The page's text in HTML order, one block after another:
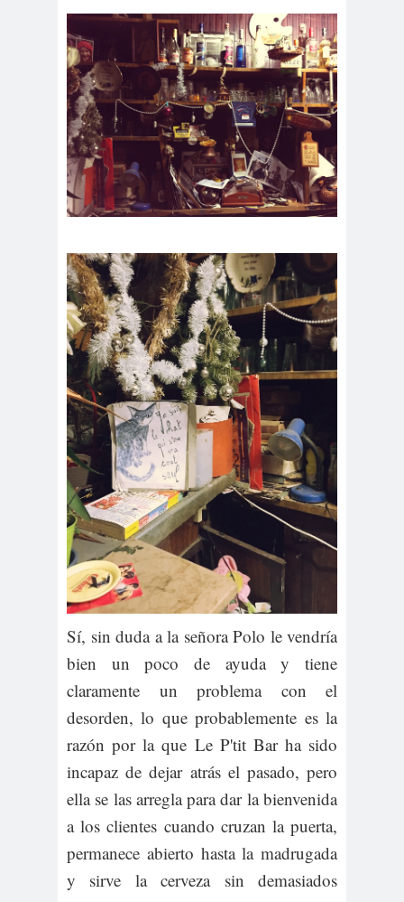
Sí, sin duda a la señora Polo le vendría
bien un poco de ayuda y tiene
claramente un problema con el
desorden, lo que probablemente es la
razón por la que Le P'tit Bar ha sido
incapaz de dejar atrás el pasado, pero
ella se las arregla para dar la bienvenida
a los clientes cuando cruzan la puerta,
permanece abierto hasta la madrugada
y sirve la cerveza sin demasiados